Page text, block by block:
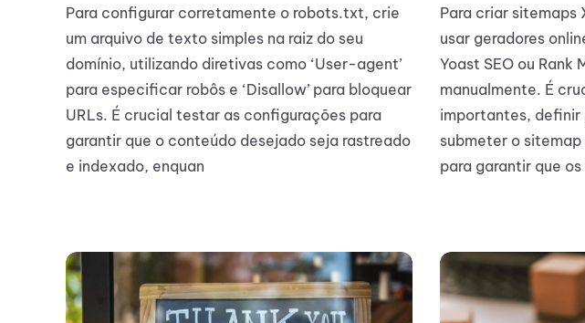
Para configurar corretamente o robots.txt, crie
um arquivo de texto simples na raiz do seu
domínio, utilizando diretivas como ‘User-agent’
para especificar robôs e ‘Disallow’ para bloquear
URLs. É crucial testar as configurações para
garantir que o conteúdo desejado seja rastreado
e indexado, enquan
Para criar sitemaps
usar geradores
Yoast SEO ou
manualmente. É
importantes, definir
submeter o sitemap
para garantir que